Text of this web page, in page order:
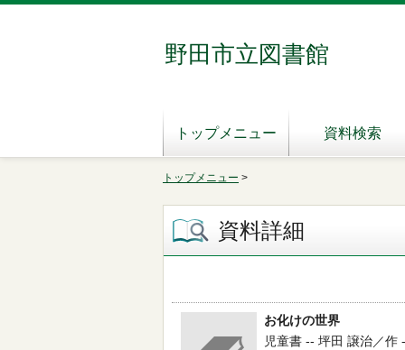
野田市立図書館
トップメニュー 資料検索
トップメニュー >
資料詳細
お化けの世界
児童書 -- 坪田 譲治／作